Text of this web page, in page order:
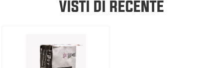
VISTI DI RECENTE